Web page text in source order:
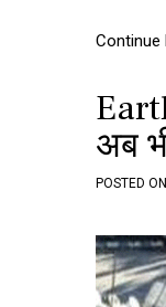
Continue
अब
POSTED ON